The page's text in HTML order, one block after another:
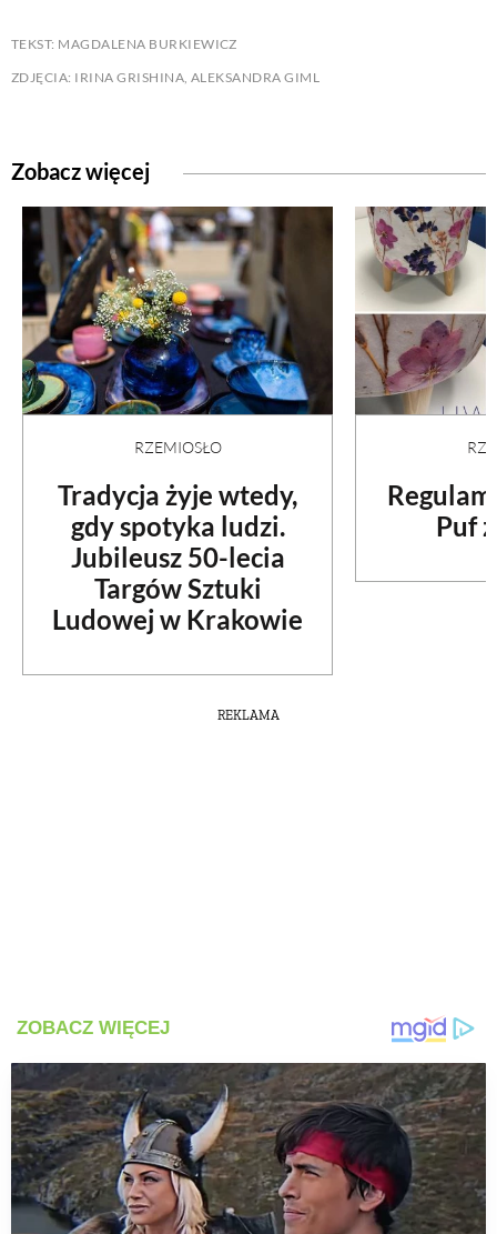
TEKST: MAGDALENA BURKIEWICZ
ZDJĘCIA: IRINA GRISHINA, ALEKSANDRA GIML
Zobacz więcej
RZEMIOSŁO
Tradycja żyje wtedy,
gdy spotyka ludzi.
Jubileusz 50-lecia
Targów Sztuki
Ludowej w Krakowie
Puf
REKLAMA